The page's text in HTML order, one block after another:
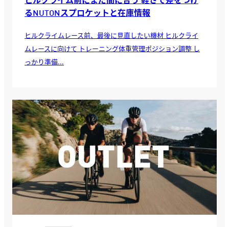
るNUTONスプロケットと在庫情報
ヒルクライムレース前、最後に見直したい機材 ヒルクライ
ムレースに向けて トレーニング体重管理ポジション調整 し
っかり準備...